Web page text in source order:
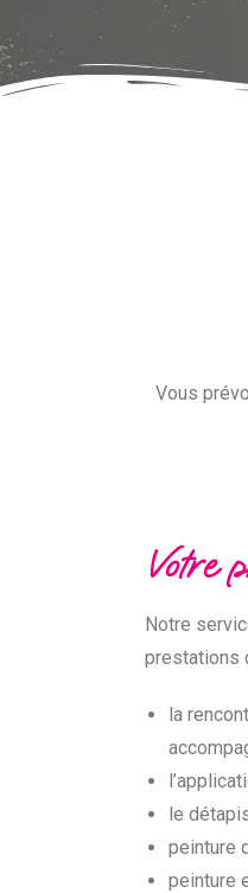
Vous
Votre
Notre
prestations
la
le
peinture
peinture